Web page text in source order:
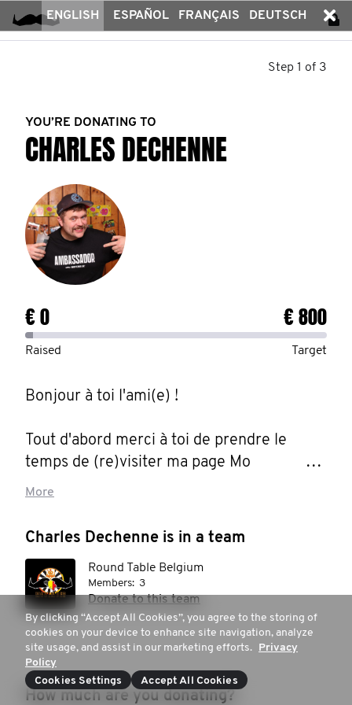
ENGLISH ESPAÑOL FRANÇAIS DEUTSCH
Step 1 of 3
YOU’RE DONATING TO
CHARLES DECHENNE
€ 0 € 800
Raised Target
Bonjour à toi l'ami(e) !
Tout d'abord merci à toi de prendre le
temps de (re)visiter ma page Mo
Movember pour la Belgique que je reviens ,
Le but de Movember est de lever des fonds
pour lutter contre le cancer de la prostate
et des testicules, la santé mentale et la
prévention du suicide chez les hommes.
More
Charles Dechenne is in a team
Round Table Belgium
Members: 3
Donate to this team
How much are you donating?
By clicking “Accept All Cookies”, you agree to the storing of
cookies on your device to enhance site navigation, analyze
site usage, and assist in our marketing efforts. Privacy
Policy
Cookies Settings
Accept All Cookies